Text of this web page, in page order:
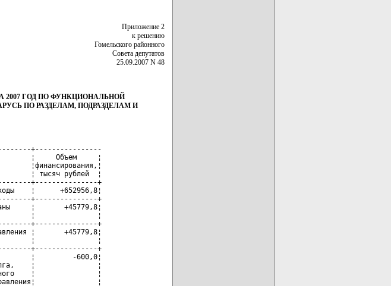
Приложение 2
к решению
Гомельского районного
Совета депутатов
25.09.2007 N 48
ГОД ПО ФУНКЦИОНАЛЬНОЙ
ПО РАЗДЕЛАМ, ПОДРАЗДЕЛАМ И
+----------------
¦     Объем     ¦
тысяч рублей  ¦
+---------------+
¦      +652956,8¦
+---------------+
¦       +45779,8¦
¦               ¦
+---------------+
¦       +45779,8¦
¦               ¦
+---------------+
¦         -600,0¦
¦               ¦
¦               ¦
¦